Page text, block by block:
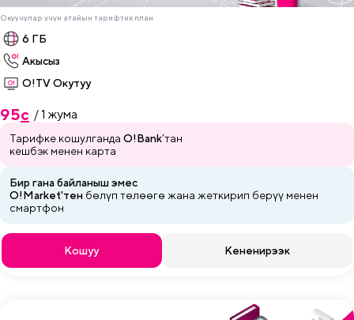
Окуучулар үчүн атайын тарифтик план
6 ГБ
Акысыз
О!TV Окутуу
95c / 1 жума
Тарифке кошулганда O!Bank’тан
кешбэк менен карта
Бир гана байланыш эмес
O!Market'тен бөлүп төлөөгө жана жеткирип берүү менен
смартфон
Кошуу Кененирээк